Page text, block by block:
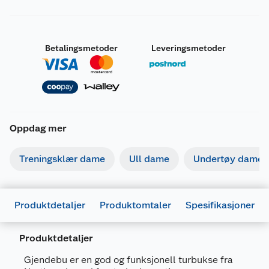
Betalingsmetoder Leveringsmetoder
Oppdag mer
Treningsklær dame Ull dame Undertøy dame
Produktdetaljer Produktomtaler Spesifikasjoner
Produktdetaljer
Gjendebu er en god og funksjonell turbukse fra